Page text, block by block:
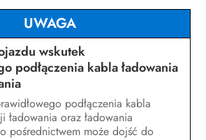
UWAGA
wskutek
podłączenia kabla ładowania
podłączenia kabla
ładowania oraz ładowania
pośrednictwem może dojść do
produktu od napięcia
produktu
błędów
produktu z eksploatacji